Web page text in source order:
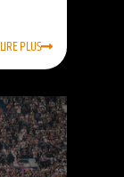
LIRE PLUS